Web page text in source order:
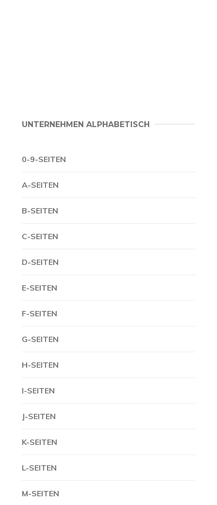
UNTERNEHMEN ALPHABETISCH
0-9-SEITEN
A-SEITEN
B-SEITEN
C-SEITEN
D-SEITEN
E-SEITEN
F-SEITEN
G-SEITEN
H-SEITEN
I-SEITEN
J-SEITEN
K-SEITEN
L-SEITEN
M-SEITEN